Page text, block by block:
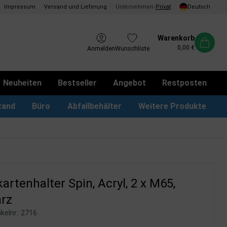
Impressum Versand und Lieferung Unternehmen Privat Deutsch
AnmeldenWunschliste
Warenkorb
0,00 €
Neuheiten Bestseller Angebot Restposten
Büro Abfallbehälter Weitere Produkte
Spin, Acryl, 2 x M65,
2716